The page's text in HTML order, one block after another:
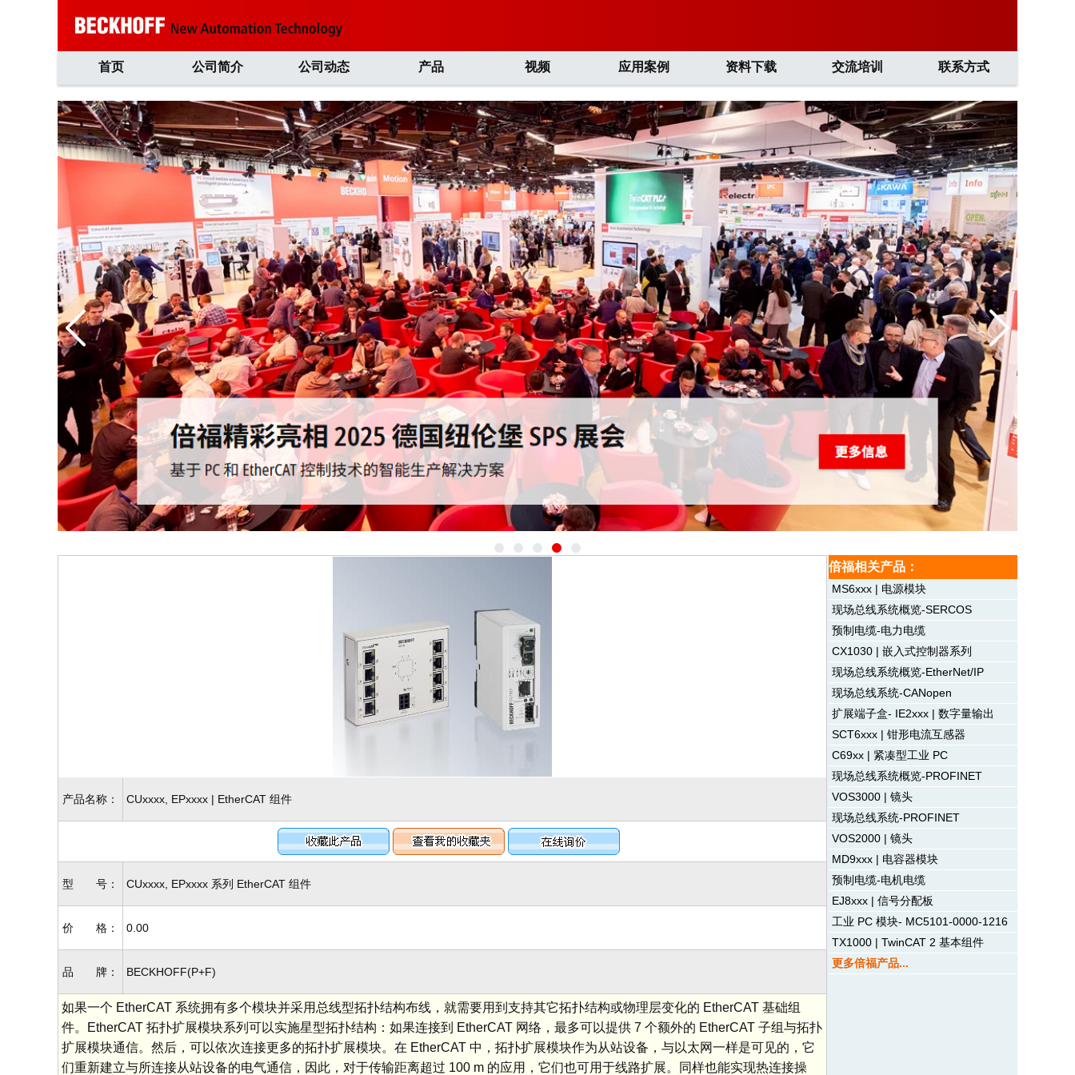
首页 公司简介 公司动态 产品 视频 应用案例 资料下载 交流培训 联系方式
产品名称： CUxxxx, EPxxxx | EtherCAT 组件
型 号： CUxxxx, EPxxxx 系列 EtherCAT 组件
价 格： 0.00
品 牌： BECKHOFF(P+F)
如果一个 EtherCAT 系统拥有多个模块并采用总线型拓扑结构布线，就需要用到支持其它拓扑结构或物理层变化的 EtherCAT 基础组
件。EtherCAT 拓扑扩展模块系列可以实施星型拓扑结构：如果连接到 EtherCAT 网络，最多可以提供 7 个额外的 EtherCAT 子组与拓扑
扩展模块通信。然后，可以依次连接更多的拓扑扩展模块。在 EtherCAT 中，拓扑扩展模块作为从站设备，与以太网一样是可见的，它
们重新建立与所连接从站设备的电气通信，因此，对于传输距离超过 100 m 的应用，它们也可用于线路扩展。同样也能实现热连接操
倍福相关产品：
MS6xxx | 电源模块
现场总线系统概览-SERCOS
预制电缆-电力电缆
CX1030 | 嵌入式控制器系列
现场总线系统概览-EtherNet/IP
现场总线系统-CANopen
扩展端子盒- IE2xxx | 数字量输出
SCT6xxx | 钳形电流互感器
C69xx | 紧凑型工业 PC
现场总线系统概览-PROFINET
VOS3000 | 镜头
现场总线系统-PROFINET
VOS2000 | 镜头
MD9xxx | 电容器模块
预制电缆-电机电缆
EJ8xxx | 信号分配板
工业 PC 模块- MC5101-0000-1216
TX1000 | TwinCAT 2 基本组件
更多倍福产品...